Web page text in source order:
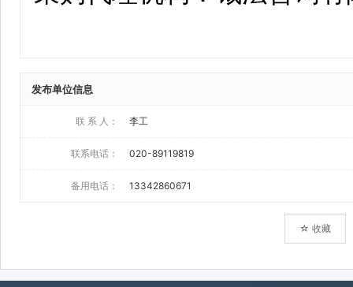
发布单位信息
联 系 人： 李工
联系电话： 020-89119819
备用电话： 13342860671
☆ 收藏